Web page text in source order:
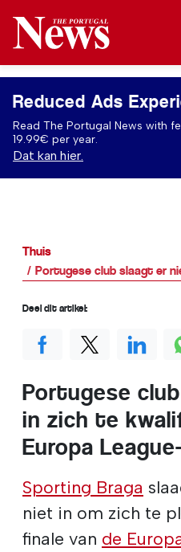
Reduced Ads
Read The Portugal News with
19.99€ per year.
Dat kan hier.
Thuis
Portugese club slaagt er
Portugese
in zich te
Europa
Sporting Braga
niet in om zich te
finale van de
Deel dit artikel: